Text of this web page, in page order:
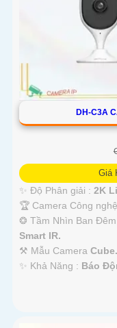
DH-C3A
Giá
✨ Độ Phân giải : 2K
🏆 Camera Công
❂ Tầm Nhìn Ban
Smart IR.
⚒ Mẫu Camera Cube.
️✨ Khả Năng : Báo